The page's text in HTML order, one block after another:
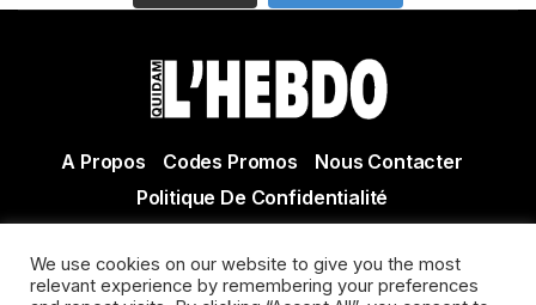
A Propos Codes Promos
Nous Contacter
Politique De Confidentialité
Actualité Agen - Actualité en lot et Garonne - Actualité
We use cookies on our website to give you the most
relevant experience by remembering your preferences